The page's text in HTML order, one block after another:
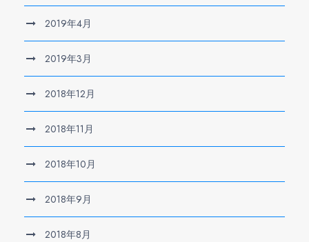
2019年4月
2019年3月
2018年12月
2018年11月
2018年10月
2018年9月
2018年8月